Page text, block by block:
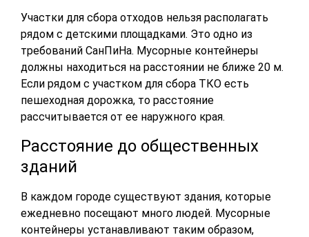
Участки для сбора отходов нельзя располагать
рядом с детскими площадками. Это одно из
требований СанПиНа. Мусорные контейнеры
должны находиться на расстоянии не ближе 20 м.
Если рядом с участком для сбора ТКО есть
пешеходная дорожка, то расстояние
рассчитывается от ее наружного края.
Расстояние до общественных
зданий
В каждом городе существуют здания, которые
ежедневно посещают много людей. Мусорные
контейнеры устанавливают таким образом,